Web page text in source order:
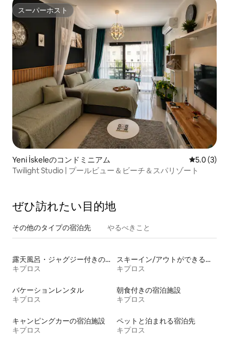
スーパーホスト
スーパーホスト
Yeni İskeleのコンドミニアム レビュー3
5.0 (3)
Twilight Studio | プールビュー＆ビーチ＆スパリゾート
ぜひ訪⁠れ⁠た⁠い目⁠的⁠地
その他のタ⁠イ⁠プ⁠の宿⁠泊⁠先 やるべきこと
露天風呂・ジャグジー付きの宿泊施設
キプロス
スキーイン/アウトができる宿泊先
キプロス
バケーションレンタル
キプロス
朝食付きの宿泊施設
キプロス
キャンピングカーの宿泊施設
キプロス
ペットと泊まれる宿泊先
キプロス